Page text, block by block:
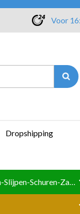
Voor
Dropshipping
Boren-Tappen-Slijpen-Schuren-Zagen